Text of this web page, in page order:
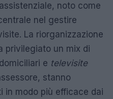
noto come
nel gestire
La riorganizzazione
privilegiato un mix di
e televisite
stanno
in modo più efficace dai